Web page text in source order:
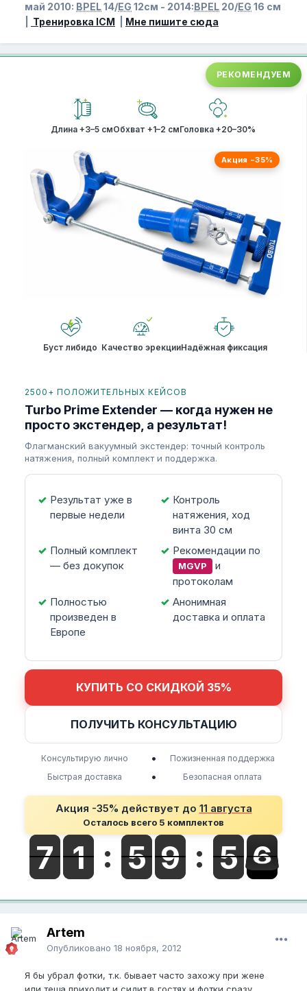
май 2010: BPEL14/EG 12см - 2014:BPEL 20/EG 16 см
Тренировка ICM Мне пишите сюда
РЕКОМЕНДУЕМ
Длина +3–5 смОбхват +1–2 смГоловка +20–30%
Акция −35%
Буст либидо Качество эрекцииНадёжная фиксация
2500+ ПОЛОЖИТЕЛЬНЫХ КЕЙСОВ
Turbo Prime Extender — когда нужен не
просто экстендер, а результат!
Флагманский вакуумный экстендер: точный контроль
натяжения, полный комплект и поддержка.
Результат уже в
первые недели
Контроль
натяжения, ход
винта 30 см
Полный комплект
— без докупок
Рекомендации по
MGVP
и
протоколам
Полностью
произведен в
Европе
Анонимная
доставка и оплата
КУПИТЬ СО СКИДКОЙ 35%
ПОЛУЧИТЬ КОНСУЛЬТАЦИЮ
Консультирую лично •
Пожизненная поддержка
Быстрая доставка
• Безопасная оплата
Акция -35% действует до 11 августа
Осталось всего 5 комплектов
Artem
Опубликовано 18 ноября, 2012
Я бы убрал фотки, т.к. бывает часто захожу при жене
или теща приходит и сидит в гостях и фотки сразу